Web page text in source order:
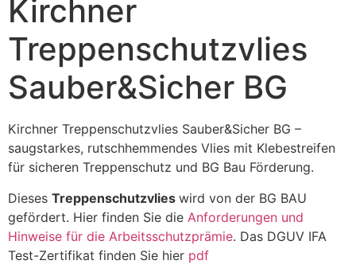
Kirchner
Treppenschutzvlies
Sauber&Sicher BG
Kirchner Treppenschutzvlies Sauber&Sicher BG –
saugstarkes, rutschhemmendes Vlies mit Klebestreifen
für sicheren Treppenschutz und BG Bau Förderung.
Dieses Treppenschutzvlies wird von der BG BAU
gefördert. Hier finden Sie die Anforderungen und
Hinweise für die Arbeitsschutzprämie. Das DGUV IFA
Test-Zertifikat finden Sie hier pdf